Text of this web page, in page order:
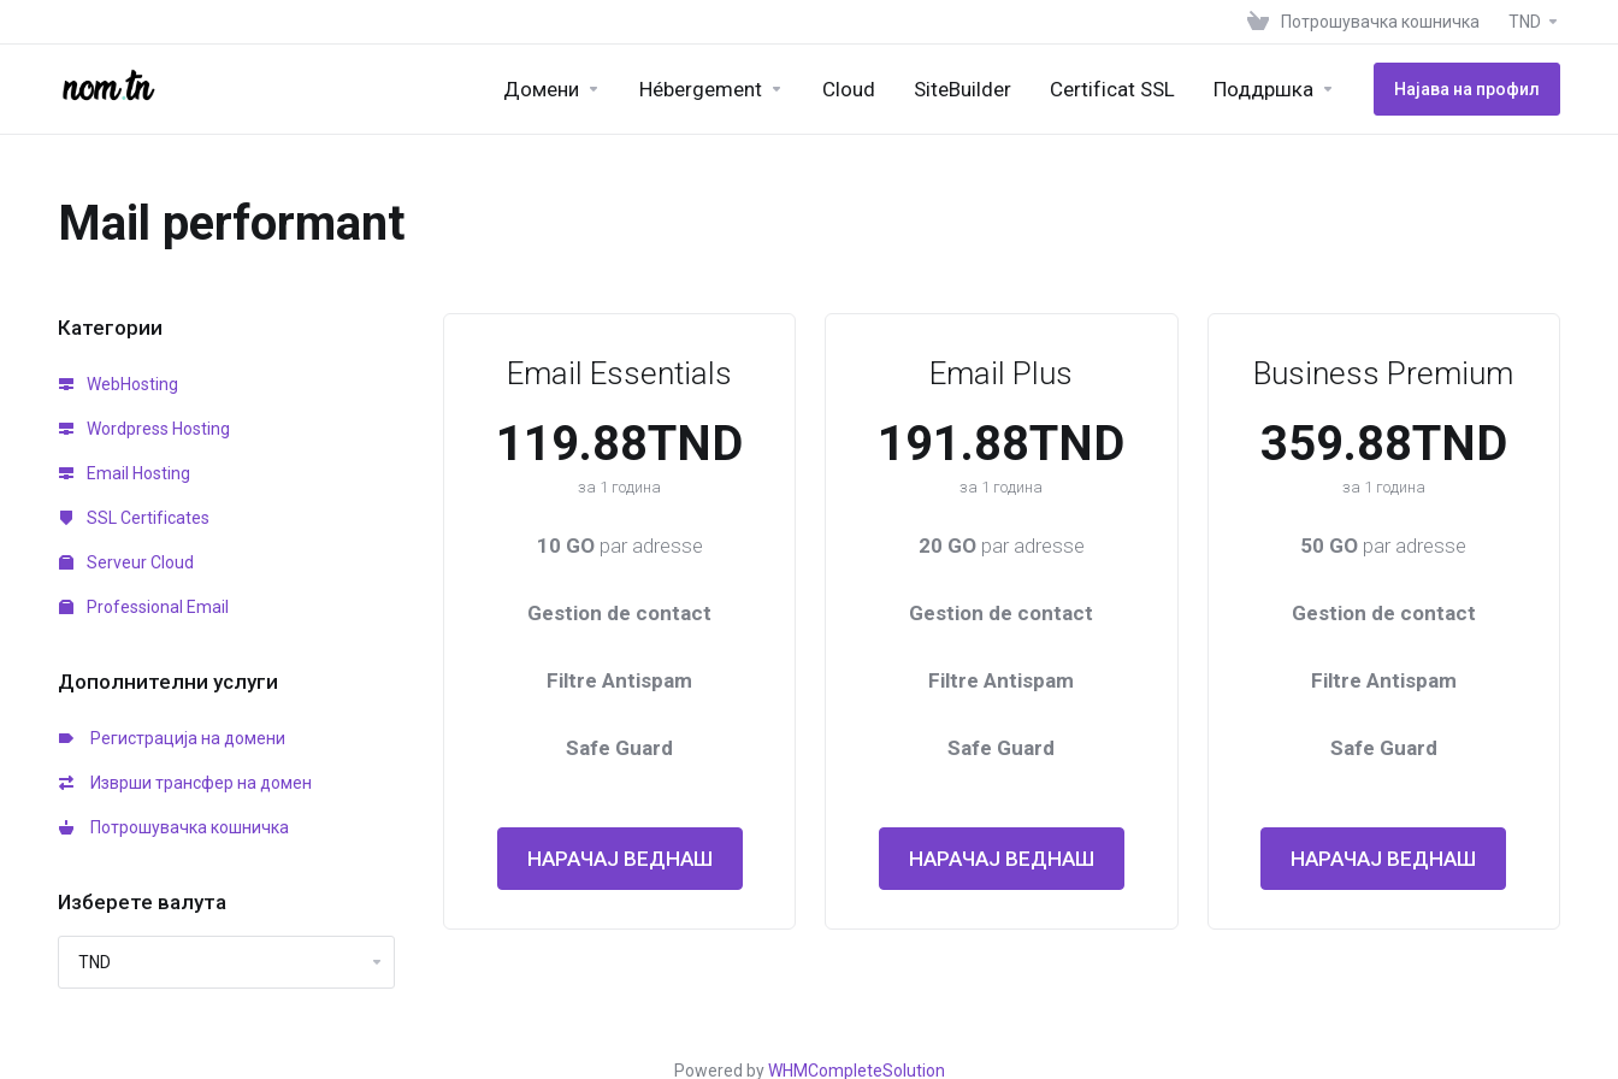
Потрошувачка кошничка TND
Домени Hébergement Cloud SiteBuilder Certificat SSL Поддршка Најава на профил
Mail performant
Категории
WebHosting
Wordpress Hosting
Email Hosting
SSL Certificates
Serveur Cloud
Professional Email
Дополнителни услуги
Регистрација на домени
Изврши трансфер на домен
Потрошувачка кошничка
Изберете валута
Email Essentials
119.88TND
за 1 година
10 GO par adresse
Gestion de contact
Filtre Antispam
Safe Guard
НАРАЧАЈ ВЕДНАШ
Email Plus
191.88TND
за 1 година
20 GO par adresse
Gestion de contact
Filtre Antispam
Safe Guard
НАРАЧАЈ ВЕДНАШ
Business Premium​
359.88TND
за 1 година
50 GO par adresse
Gestion de contact
Filtre Antispam
Safe Guard
НАРАЧАЈ ВЕДНАШ
Powered byWHMCompleteSolution